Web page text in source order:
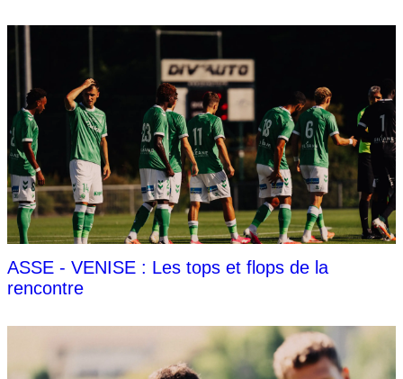
ASSE - VENISE : Les tops et flops de la
rencontre